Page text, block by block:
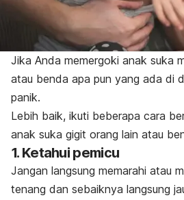
Jika Anda memergoki anak suka
atau benda apa pun yang ada di
panik.
Lebih baik, ikuti beberapa cara
anak suka gigit orang lain atau
1. Ketahui pemicu
Jangan langsung memarahi atau
tenang dan sebaiknya langsung